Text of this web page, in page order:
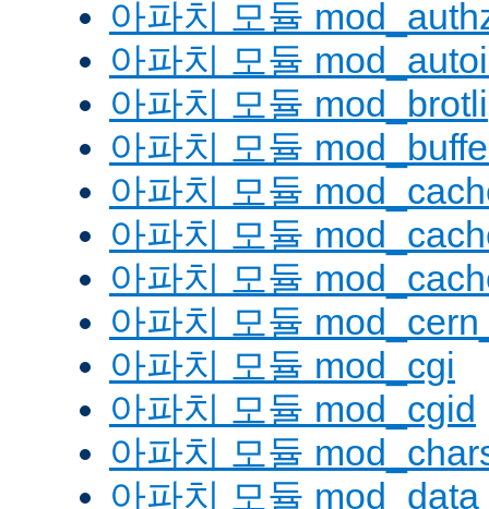
아파치 모듈
아파치 모듈
아파치 모듈 mod_brotli
아파치 모듈
아파치 모듈
아파치 모듈
아파치 모듈
아파치 모듈
아파치 모듈 mod_cgi
아파치 모듈 mod_cgid
아파치 모듈
아파치 모듈 mod_data